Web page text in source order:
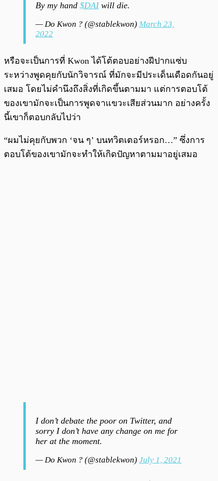
By my hand $DAIwill die.
— Do Kwon ? (@stablekwon) March 23,
2022
หรือจะเป็นการที่ Kwon ได้โต้ตอบอย่างฝีปากแซ่บ
ระหว่างพูดคุยกับนักวิจารณ์ ที่มักจะมีประเด็นเดือดกันอยู่
เสมอ โดยไม่คำนึงถึงสิ่งที่เกิดขึ้นตามมา แต่การตอบโต้
ของเขามักจะเป็นการพูดจาแขวะเสียส่วนมาก อย่างครั้ง
นี้เขาก็ตอบกลับไปว่า
“ผมไม่คุยกับพวก ‘จน ๆ’ บนทวิตเตอร์หรอก…” ซึ่งการ
ตอบโต้ของเขามักจะทำให้เกิดปัญหาตามมาอยู่เสมอ
I don’t debate the poor on Twitter, and
sorry I don’t have any change on me for
her at the moment.
— Do Kwon ? (@stablekwon) July 1, 2021